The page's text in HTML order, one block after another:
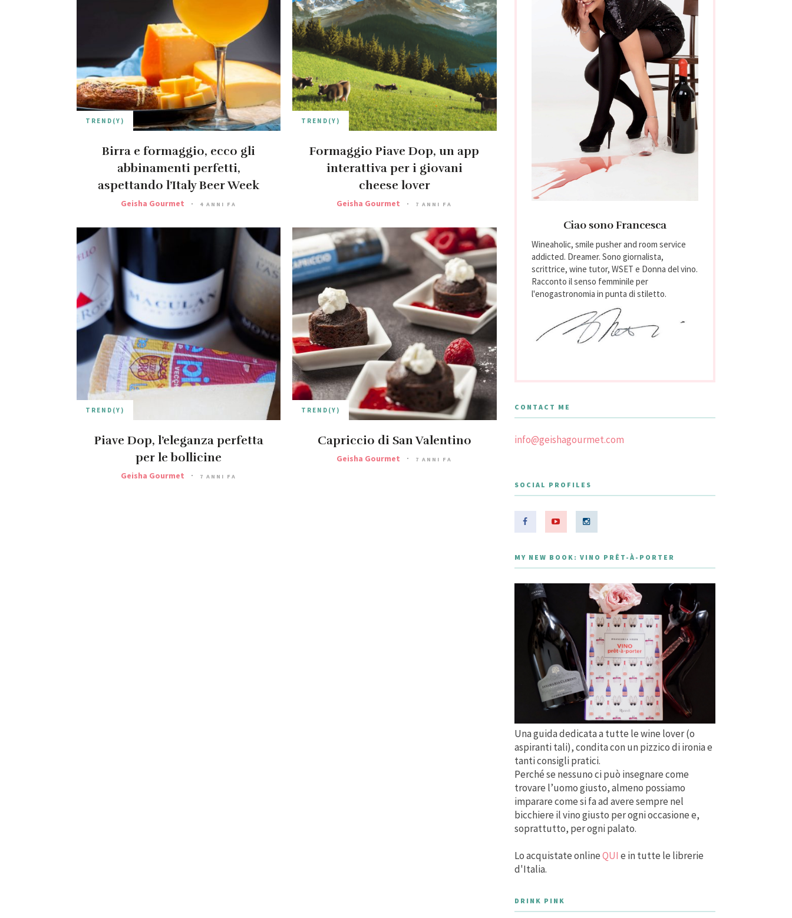
TREND(Y)
Birra e formaggio, ecco gli
abbinamenti perfetti,
aspettando l’Italy Beer Week
Geisha Gourmet 4 ANNI FA
TREND(Y)
Formaggio Piave Dop, un app
interattiva per i giovani
cheese lover
Geisha Gourmet 7 ANNI FA
TREND(Y)
Piave Dop, l’eleganza perfetta
per le bollicine
Geisha Gourmet 7 ANNI FA
TREND(Y)
Capriccio di San Valentino
Geisha Gourmet 7 ANNI FA
Ciao sono Francesca
Wineaholic, smile pusher and room service
addicted. Dreamer. Sono giornalista,
scrittrice, wine tutor, WSET e Donna del vino.
Racconto il senso femminile per
l'enogastronomia in punta di stiletto.
CONTACT ME
info@geishagourmet.com
SOCIAL PROFILES
MY NEW BOOK: VINO PRÊT-À-PORTER
Una guida dedicata a tutte le wine lover (o
aspiranti tali), condita con un pizzico di ironia e
tanti consigli pratici.
Perché se nessuno ci può insegnare come
trovare l’uomo giusto, almeno possiamo
imparare come si fa ad avere sempre nel
bicchiere il vino giusto per ogni occasione e,
soprattutto, per ogni palato.
Lo acquistate onlineQUI e in tutte le librerie
d'Italia.
DRINK PINK